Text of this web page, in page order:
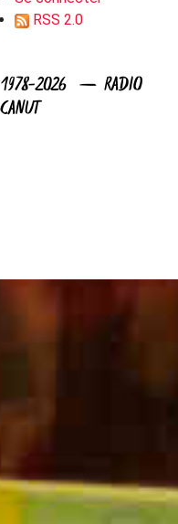
RSS 2.0
1978-2026 — RADIO
CANUT